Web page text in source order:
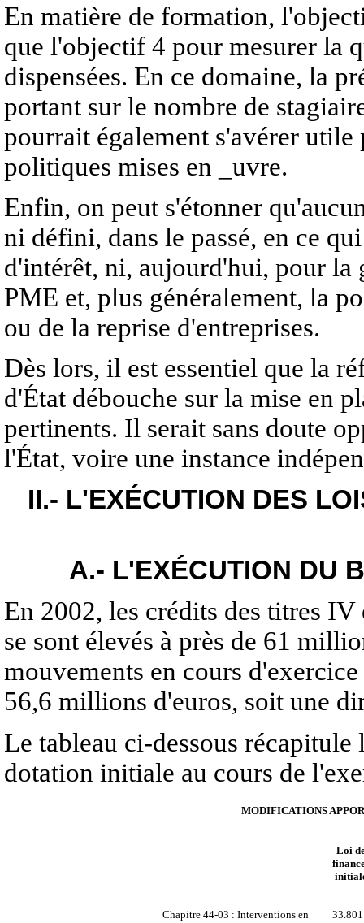
En matière de formation,
que l'objectif 4 pour mesurer la
dispensées. En ce domaine, la
portant sur le nombre de
pourrait également s'avérer utile
politiques mises en _uvre.
Enfin, on peut s'étonner
ni défini, dans le passé, en ce
d'intérêt, ni, aujourd'hui, pour la
PME et, plus généralement, la
ou de la reprise d'entreprises.
Dès lors, il est essentiel que la
d'État débouche sur la mise en
pertinents. Il serait sans doute
l'État, voire une instance
II.- L'EXÉCUTION DES
A.- L'EXÉCUTION DU
En 2002, les crédits des titres
se sont élevés à près de 61
mouvements en cours
56,6 millions d'euros, soit une
Le tableau ci-dessous
dotation initiale au cours de
MODIFICATIONS
Loi
Chapitre 44-03 : Interventions en
33.801